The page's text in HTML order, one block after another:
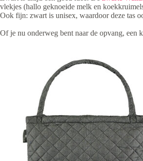
vlekjes (hallo geknoeide melk en
Ook fijn: zwart is unisex, waardoor deze tas
Of je nu onderweg bent naar de opvang, een